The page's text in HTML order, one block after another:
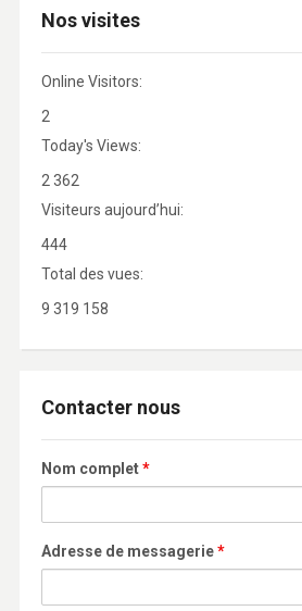
Nos visites
Online Visitors:
2
Today's Views:
2 362
Visiteurs aujourd’hui:
444
Total des vues:
9 319 158
Contacter nous
Nom complet*
Adresse de messagerie*